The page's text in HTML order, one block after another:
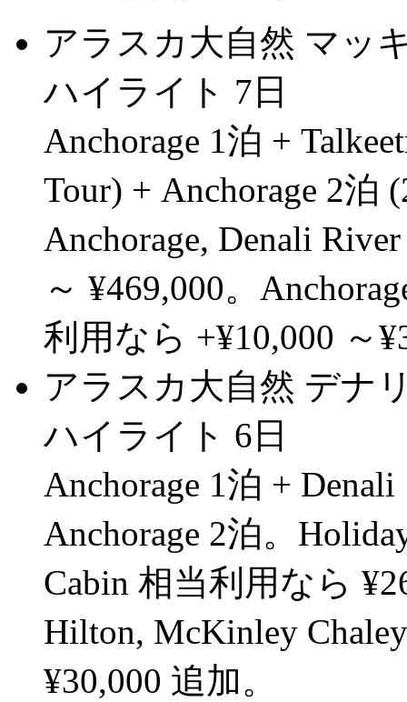
アラスカ大自然 マッ
ハイライト 7日
Anchorage 1泊 +
Tour) + Anchorage 2泊
Anchorage, Denali
～ ¥469,000。
利用なら +¥10,000 ～
アラスカ大自然 デナ
ハイライト 6日
Anchorage 1泊 +
Anchorage 2泊。
Cabin 相当利用なら
Hilton, McKinley
¥30,000 追加。